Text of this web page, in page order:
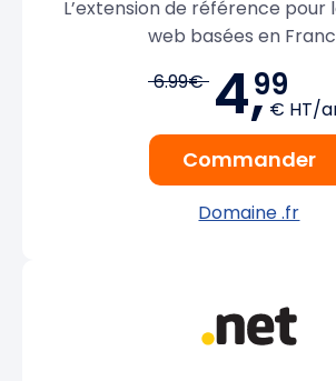
L’extension de référence pour
web basées en
6.99€ 4,99
€ HT/
Commander
Domaine .fr